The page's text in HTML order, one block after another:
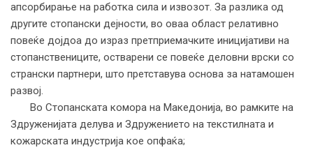
апсорбирање на работка сила и извозот. За разлика од
другите стопански дејности, во оваа област релативно
повеќе дојдоа до израз претприемачките иницијативи на
стопанствениците, остварени се повеќе деловни врски со
странски партнери, што претставува основа за натамошен
развој.
Во Стопанската комора на Македонија, во рамките на
Здруженијата делува и Здружението на текстилната и
кожарската индустрија кое опфаќа;